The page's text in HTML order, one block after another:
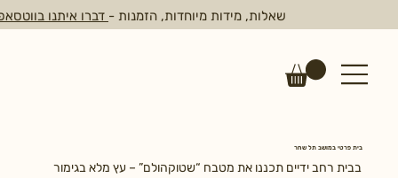
שאלות, מידות מיוחדות, הזמנות - דברו איתנו
בית פרטי במושב תל שחר
בבית רחב ידיים תכננו את מטבח “שטוקהולם” – עץ מלא בגימור